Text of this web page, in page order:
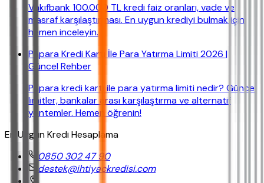
Vakıfbank 100.000 TL kredi faiz oranları, vade ve
masraf karşılaştırması. En uygun krediyi bulmak için
hemen inceleyin.
Papara Kredi Kartı İle Para Yatırma Limiti 2026 |
Güncel Rehber
Papara kredi kartı ile para yatırma limiti nedir? Güncel
limitler, bankalar arası karşılaştırma ve alternatif
yöntemler. Hemen öğrenin!
En Uygun Kredi Hesaplama
0850 302 47 90
destek@ihtiyackredisi.com